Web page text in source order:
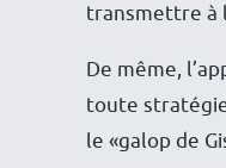
transmettre à
De même,
toute
le «galop de